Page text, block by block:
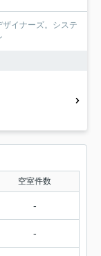
イナーズ。システ
空室件数
-
-